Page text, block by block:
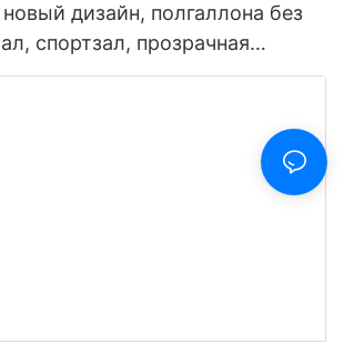
дизайн, полгаллона без
спортзал, прозрачная
бутылка для